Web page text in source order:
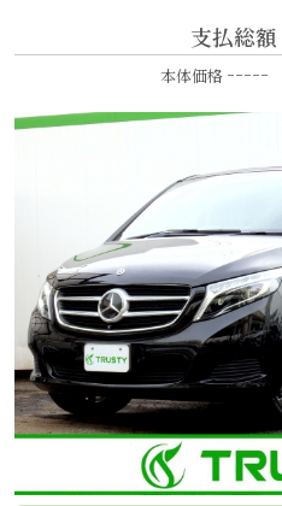
支払総額
本体価格 -----